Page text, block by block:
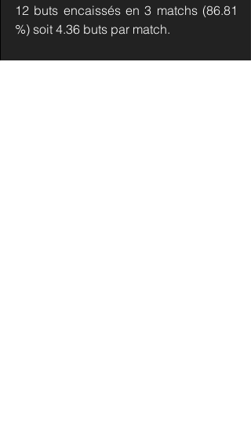
12 buts encaissés en 3 matchs (86.81
%) soit 4.36 buts par match.